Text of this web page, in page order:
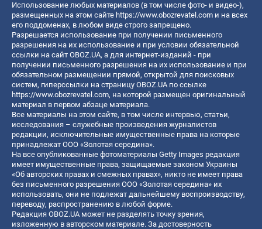
Использование любых материалов (в том числе фото- и видео-),
размещенных на этом сайте https://www.obozrevatel.com и на всех
его поддоменах, в любом виде строго запрещено.
Разрешается использование при получении письменного
разрешения на их использование и при условии обязательной
ссылки на сайт OBOZ.UA, а для интернет-изданий - при
получении письменного разрешения на их использование и при
обязательном размещении прямой, открытой для поисковых
систем, гиперссылки на страницу OBOZ.UA по ссылке
https://www.obozrevatel.com, на которой размещен оригинальный
материал в первом абзаце материала.
Все материалы на этом сайте, в том числе интервью, статьи,
исследования – служебные произведения журналистов
редакции, исключительные имущественные права на которые
принадлежат ООО «Золотая середина».
На все опубликованные фотоматериалы Getty Images редакция
имеет имущественные права, защищаемые законом Украины
«Об авторских правах и смежных правах», никто не имеет права
без письменного разрешения ООО «Золотая середина» их
использовать, они не подлежат дальнейшему воспроизводству,
переводу, распространению в любой форме.
Редакция OBOZ.UA может не разделять точку зрения,
изложенную в авторском материале. За достоверность